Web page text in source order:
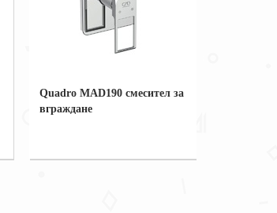
Quadro MAD190 смесител за
вграждане